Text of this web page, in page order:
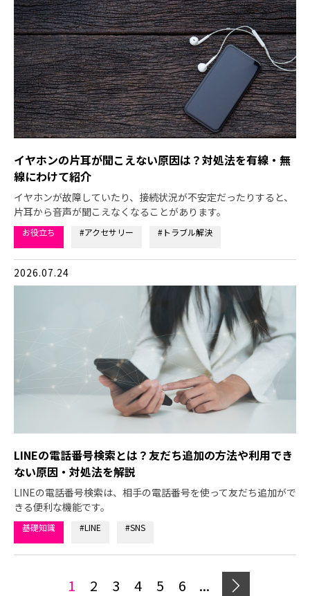
イヤホンの片耳が聞こえない原因は？対処法を有線・無
線にわけて紹介
イヤホンが故障していたり、接続状況が不安定だったりすると、
片耳から音声が聞こえなくなることがあります。
お役立ち #アクセサリー #トラブル解決
2026.07.24
LINEの電話番号検索とは？友だち追加の方法や利用でき
ない原因・対処法を解説
LINEの電話番号検索は、相手の電話番号を使って友だち追加がで
きる便利な機能です。
基礎知識 #LINE #SNS
1 2 3 4 5 6 ...